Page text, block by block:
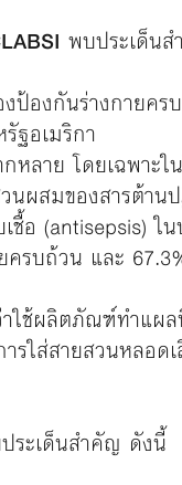
พบประเด็น
ป้องกันร่างกายค
ฐอเมริกา
ลาย โดยเฉพาะ
สมของสารต้าน
ชื้อ (antisepsis)
ครบถ้วน และ
ใช้ผลิตภัณฑ์ทำแ
รใส่สายสวนหล
ะเด็นสำคัญ ดังนี้